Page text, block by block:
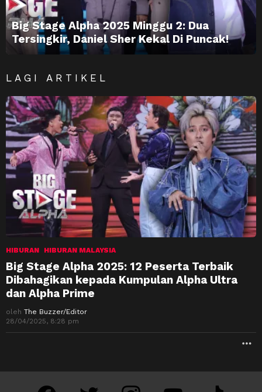
Big Stage Alpha 2025 Minggu 2: Dua
Tersingkir, Daniel Sher Kekal Di Puncak!
LAGI ARTIKEL
HIBURAN HIBURAN MALAYSIA
Big Stage Alpha 2025: 12 Peserta Terbaik
Dibahagikan kepada Kumpulan Alpha Ultra
dan Alpha Prime
oleh The Buzzer/Editor
28/04/2025, 8:28 pm
facebook twitter instagram youtube tiktok